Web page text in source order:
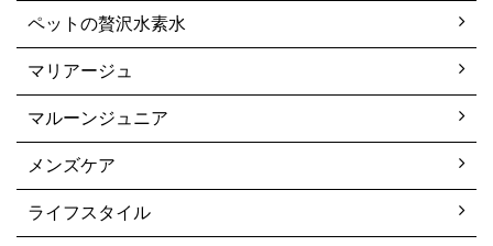
ペットの贅沢水素水
マリアージュ
マルーンジュニア
メンズケア
ライフスタイル